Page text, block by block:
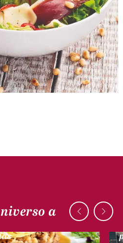
a
desmenuzada de
papas, jugo de